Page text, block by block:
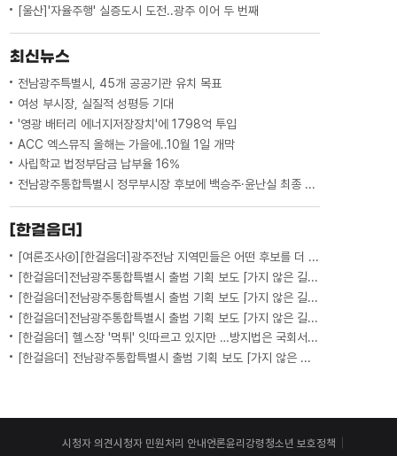
[울산]'자율주행' 실증도시 도전..광주 이어 두 번째
최신뉴스
전남광주특별시, 45개 공공기관 유치 목표
여성 부시장, 실질적 성평등 기대
'영광 배터리 에너지저장장치'에 1798억 투입
ACC 엑스뮤직 올해는 가을에..10월 1일 개막
사립학교 법정부담금 납부율 16%
전남광주통합특별시 정무부시장 후보에 백승주·윤난실 최종 지명
[한걸음더]
[여론조사④][한걸음더]광주전남 지역민들은 어떤 후보를 더 선호할까.. 변수는?
[한걸음더]전남광주통합특별시 출범 기획 보도 [가지 않은 길] 5편 프랑스 헌법에 새긴 '지방 분권'..전남광주 통합 성공 조건은?
[한걸음더]전남광주통합특별시 출범 기획 보도 [가지 않은 길] 4편 프랑스 지역 통합 10년 성적표
[한걸음더]전남광주통합특별시 출범 기획 보도 [가지 않은 길] 3편 프랑스 통합 10년 지났지만..."우린 여전히 알자스인"
[한걸음더] 헬스장 '먹튀' 잇따르고 있지만 …방지법은 국회서 낮잠
[한걸음더] 전남광주통합특별시 출범 기획 보도 [가지 않은 길] 2편 지방이 주도한 투자..'유럽 상위 5개 지역' 도약 비결은?
시청자 의견시청자 민원처리 안내언론윤리강령 청소년 보호정책